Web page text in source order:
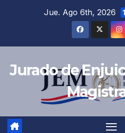
Jue. Ago 6th, 2026
Jurado de